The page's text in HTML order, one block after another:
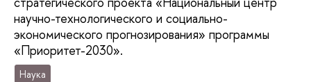
научно-технологического и социально-
экономического прогнозирования» программы
«Приоритет-2030».
Наука